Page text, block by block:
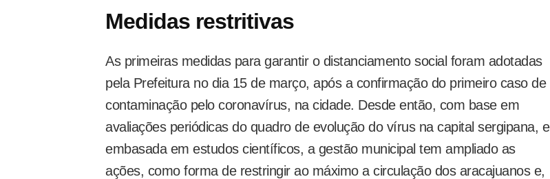
Medidas restritivas
As primeiras medidas para garantir o distanciamento social foram adotadas
pela Prefeitura no dia 15 de março, após a confirmação do primeiro caso de
contaminação pelo coronavírus, na cidade. Desde então, com base em
avaliações periódicas do quadro de evolução do vírus na capital sergipana, e
embasada em estudos científicos, a gestão municipal tem ampliado as
ações, como forma de restringir ao máximo a circulação dos aracajuanos e,